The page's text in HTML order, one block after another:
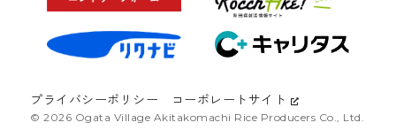
プライバシーポリシー コーポレートサイト
© 2026 Ogata Village Akitakomachi Rice Producers Co., Ltd.